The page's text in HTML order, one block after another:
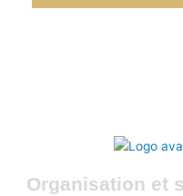
Organisation et